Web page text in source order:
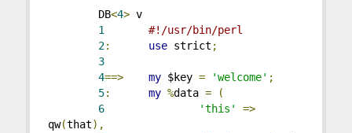
DB<4> v
1
#!/usr/bin/perl
2: use strict ;
3
4==> my $key = 'welcome' ;
5: my %data =
(
6
'this'
=>
qw(that),